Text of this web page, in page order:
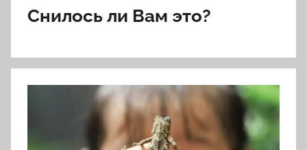
Снилось ли Вам это?